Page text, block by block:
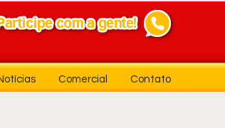
Comercial Contato